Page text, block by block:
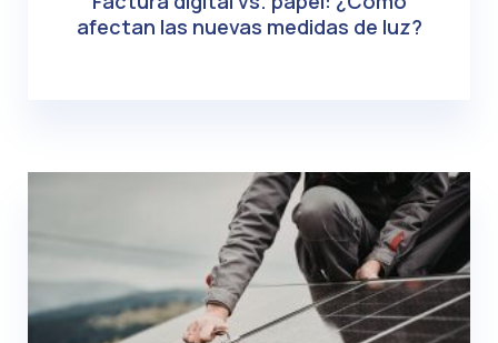
afectan las nuevas medidas de luz?